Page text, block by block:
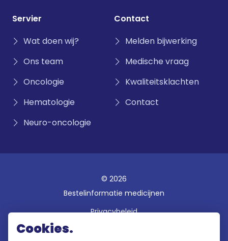
Servier
Wat doen wij?
Ons team
Oncologie
Hematologie
Neuro-oncologie
Contact
Melden bijwerking
Medische vraag
Kwaliteitsklachten
Contact
© 2026
Bestelinformatie medicijnen
Privacybeleid
Cookies.